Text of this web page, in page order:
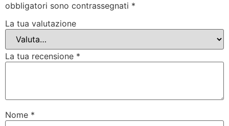
obbligatori sono contrassegnati *
La tua valutazione
La tua recensione *
Nome *